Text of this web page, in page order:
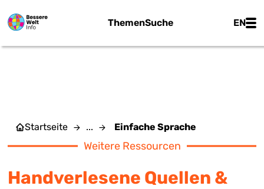
ThemenSuche EN
Startseite ... Einfache Sprache
Weitere Ressourcen
Handverlesene Quellen &